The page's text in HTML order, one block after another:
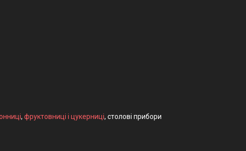
, фруктовниці і цукерниці, столові прибори